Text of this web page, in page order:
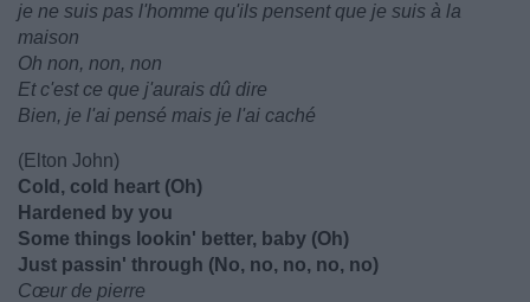
je ne suis pas l'homme qu'ils pensent que je suis à la
maison
Oh non, non, non
Et c'est ce que j'aurais dû dire
Bien, je l'ai pensé mais je l'ai caché
(Elton John)
Cold, cold heart (Oh)
Hardened by you
Some things lookin' better, baby (Oh)
Just passin' through (No, no, no, no, no)
Cœur de pierre